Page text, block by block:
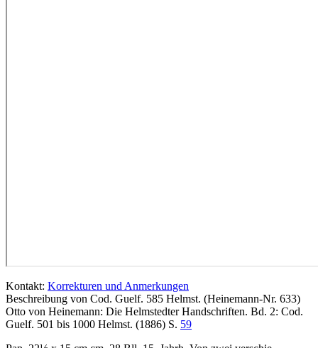
Kontakt: Korrekturen und Anmerkungen
Beschreibung von Cod. Guelf. 585 Helmst. (Heinemann-Nr. 633)
Otto von Heinemann: Die Helmstedter Handschriften. Bd. 2: Cod.
Guelf. 501 bis 1000 Helmst. (1886) S. 59